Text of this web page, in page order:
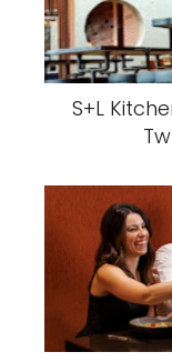
S+L